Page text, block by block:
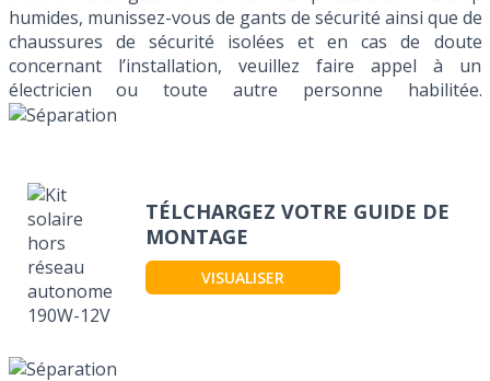
humides, munissez-vous de gants de sécurité ainsi que de
chaussures de sécurité isolées et en cas de doute
concernant l’installation, veuillez faire appel à un
électricien ou toute autre personne habilitée.
TÉLCHARGEZ VOTRE GUIDE DE
MONTAGE
VISUALISER